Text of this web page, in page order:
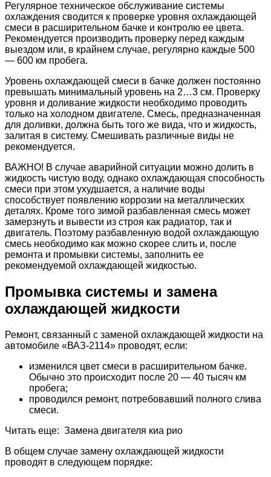
Регулярное техническое обслуживание системы
охлаждения сводится к проверке уровня охлаждающей
смеси в расширительном бачке и контролю ее цвета.
Рекомендуется производить проверку перед каждым
выездом или, в крайнем случае, регулярно каждые 500
— 600 км пробега.
Уровень охлаждающей смеси в бачке должен постоянно
превышать минимальный уровень на 2…3 см. Проверку
уровня и доливание жидкости необходимо проводить
только на холодном двигателе. Смесь, предназначенная
для доливки, должна быть того же вида, что и жидкость,
залитая в систему. Смешивать различные виды не
рекомендуется.
ВАЖНО! В случае аварийной ситуации можно долить в
жидкость чистую воду, однако охлаждающая способность
смеси при этом ухудшается, а наличие воды
способствует появлению коррозии на металлических
деталях. Кроме того зимой разбавленная смесь может
замерзнуть и вывести из строя как радиатор, так и
двигатель. Поэтому разбавленную водой охлаждающую
смесь необходимо как можно скорее слить и, после
ремонта и промывки системы, заполнить ее
рекомендуемой охлаждающей жидкостью.
Промывка системы и замена
охлаждающей жидкости
Ремонт, связанный с заменой охлаждающей жидкости на
автомобиле «ВАЗ-2114» проводят, если:
изменился цвет смеси в расширительном бачке.
Обычно это происходит после 20 — 40 тысяч км
пробега;
проводился ремонт, потребовавший полного слива
смеси.
Читать еще: Замена двигателя киа рио
В общем случае замену охлаждающей жидкости
проводят в следующем порядке: